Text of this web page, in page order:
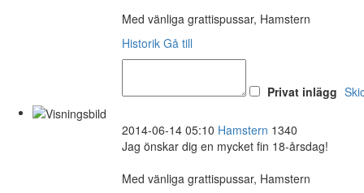
Med vänliga grattispussar, Hamstern
Historik Gå till
Privat inlägg
2014-06-14 05:10 Hamstern 1340
Jag önskar dig en mycket fin 18-årsdag!
Med vänliga grattispussar, Hamstern